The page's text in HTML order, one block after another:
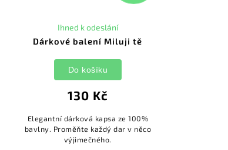
Dárkové balení Miluji tě
Ihned k odeslání
130 Kč
Do košíku
Elegantní dárková kapsa ze 100%
bavlny. Proměňte každý dar v něco
výjimečného.